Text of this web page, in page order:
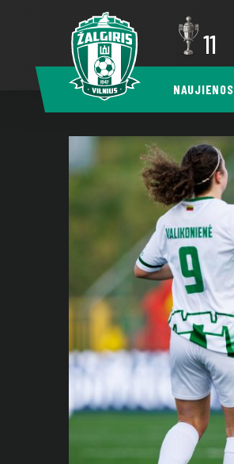
11
NAUJIENOS